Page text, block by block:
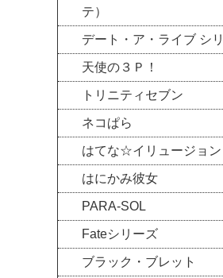
テ）
デート・ア・ライブ シ
天使の３Ｐ！
トリニティセブン
ネコぱら
はてな☆イリュージョン
はにかみ彼女
PARA-SOL
Fateシリーズ
ブラック・ブレット